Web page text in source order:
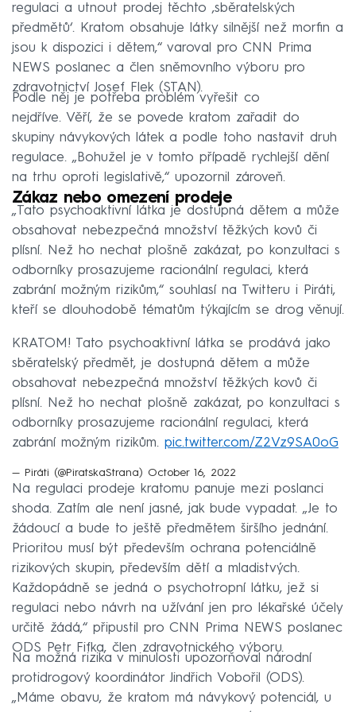
regulaci a utnout prodej těchto ‚sběratelských
předmětů‘. Kratom obsahuje látky silnější než morfin a
jsou k dispozici i dětem,“ varoval pro CNN Prima
NEWS poslanec a člen sněmovního výboru pro
zdravotnictví Josef Flek (STAN).
Podle něj je potřeba problém vyřešit co
nejdříve. Věří, že se povede kratom zařadit do
skupiny návykových látek a podle toho nastavit druh
regulace. „Bohužel je v tomto případě rychlejší dění
na trhu oproti legislativě,“ upozornil zároveň.
Zákaz nebo omezení prodeje
„Tato psychoaktivní látka je dostupná dětem a může
obsahovat nebezpečná množství těžkých kovů či
plísní. Než ho nechat plošně zakázat, po konzultaci s
odborníky prosazujeme racionální regulaci, která
zabrání možným rizikům,“ souhlasí na Twitteru i Piráti,
kteří se dlouhodobě tématům týkajícím se drog věnují.
KRATOM! Tato psychoaktivní látka se prodává jako
sběratelský předmět, je dostupná dětem a může
obsahovat nebezpečná množství těžkých kovů či
plísní. Než ho nechat plošně zakázat, po konzultaci s
odborníky prosazujeme racionální regulaci, která
zabrání možným rizikům. pic.twitter.com/Z2Vz9SA0oG
— Piráti (@PiratskaStrana) October 16, 2022
Na regulaci prodeje kratomu panuje mezi poslanci
shoda. Zatím ale není jasné, jak bude vypadat. „Je to
žádoucí a bude to ještě předmětem širšího jednání.
Prioritou musí být především ochrana potenciálně
rizikových skupin, především dětí a mladistvých.
Každopádně se jedná o psychotropní látku, jež si
regulaci nebo návrh na užívání jen pro lékařské účely
určitě žádá,“ připustil pro CNN Prima NEWS poslanec
ODS Petr Fifka, člen zdravotnického výboru.
Na možná rizika v minulosti upozorňoval národní
protidrogový koordinátor Jindřich Vobořil (ODS).
„Máme obavu, že kratom má návykový potenciál, u